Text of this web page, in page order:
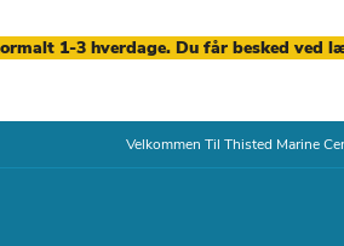
1-3 hverdage. Du får besked ved
Velkommen Til Thisted Marine